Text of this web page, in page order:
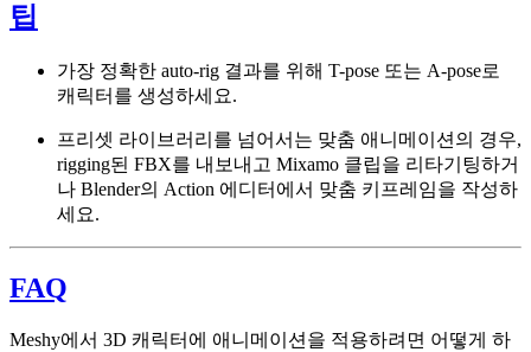
팁
가장 정확한 auto-rig 결과를 위해 T-pose 또는 A-pose로
캐릭터를 생성하세요.
프리셋 라이브러리를 넘어서는 맞춤 애니메이션의 경우,
rigging된 FBX를 내보내고 Mixamo 클립을 리타기팅하거
나 Blender의 Action 에디터에서 맞춤 키프레임을 작성하
세요.
FAQ
Meshy에서 3D 캐릭터에 애니메이션을 적용하려면 어떻게 하